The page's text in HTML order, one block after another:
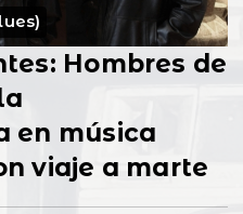
Hombres de
en música
viaje a marte